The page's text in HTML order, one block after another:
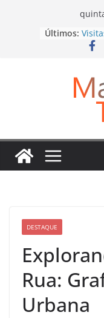
Últimos:
Típicas
Em
DESTAQUE
Rua:
Urbana